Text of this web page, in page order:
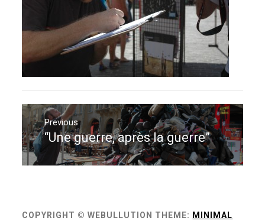
Navigation
de
l’article
Previous
Previous
post:
“Une guerre, après la guerre”
COPYRIGHT © WEBULLUTION THEME: MINIMAL